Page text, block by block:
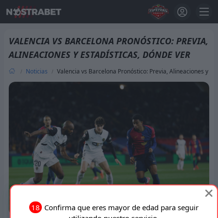
VALENCIA VS BARCELONA PRONÓSTICO: PREVIA,
ALINEACIONES Y ESTADÍSTICAS, DÓNDE VER
Noticias Valencia vs Barcelona Pronóstico: Previa, Alineaciones y
18 Confirma que eres mayor de edad para seguir